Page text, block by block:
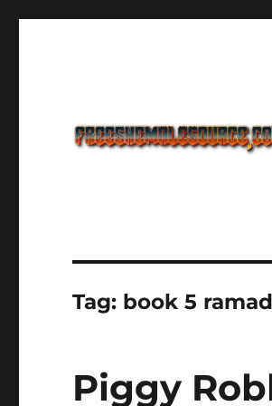
Tag: book 5
Piggy